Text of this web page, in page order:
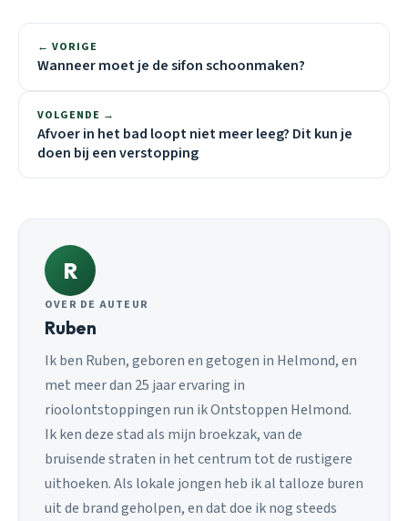
← VORIGE
Wanneer moet je de sifon schoonmaken?
VOLGENDE →
Afvoer in het bad loopt niet meer leeg? Dit kun je
doen bij een verstopping
R
OVER DE AUTEUR
Ruben
Ik ben Ruben, geboren en getogen in Helmond, en
met meer dan 25 jaar ervaring in
rioolontstoppingen run ik Ontstoppen Helmond.
Ik ken deze stad als mijn broekzak, van de
bruisende straten in het centrum tot de rustigere
uithoeken. Als lokale jongen heb ik al talloze buren
uit de brand geholpen, en dat doe ik nog steeds